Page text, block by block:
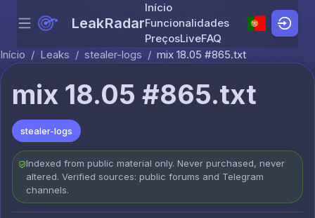
Skip to content
Menu LeakRadar
Início
Funcionalidades
PreçosLiveFAQ
Início / Leaks / stealer-logs / mix 18.05 #865.txt
mix 18.05 #865.txt
stealer-logs
Indexed from public material only. Never purchased, never
altered. Verified sources: public forums and Telegram
channels.